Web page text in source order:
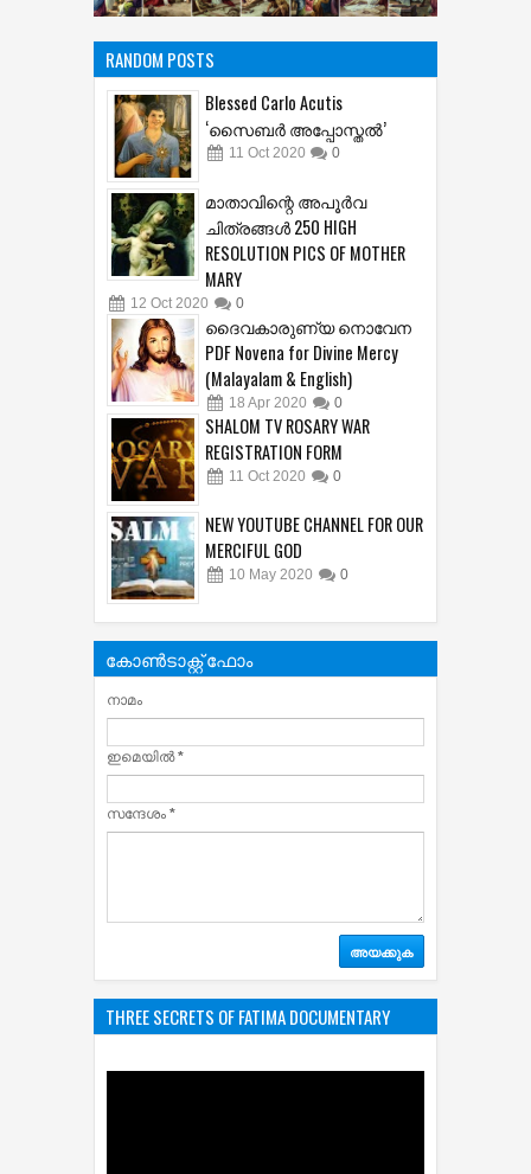
RANDOM POSTS
Blessed Carlo Acutis
‘സൈബർ അപ്പോസ്തൽ’
11 Oct 2020 0
മാതാവിന്റെ അപൂര്‍വ
ചിത്രങ്ങൾ 250 HIGH
RESOLUTION PICS OF MOTHER
MARY
12 Oct 2020 0
ദൈവകാരുണ്യ നൊവേന
PDF Novena for Divine Mercy
(Malayalam & English)
18 Apr 2020 0
SHALOM TV ROSARY WAR
REGISTRATION FORM
11 Oct 2020 0
NEW YOUTUBE CHANNEL FOR OUR
MERCIFUL GOD
10 May 2020 0
കോൺടാക്റ്റ് ഫോം
നാമം
ഇമെയില്‍*
സന്ദേശം *
THREE SECRETS OF FATIMA DOCUMENTARY